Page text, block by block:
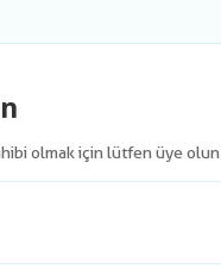
olmak için lütfen üye